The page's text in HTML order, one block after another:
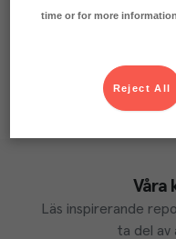
Våra
Läs inspirerande
ta del av
time or for more
Reject All